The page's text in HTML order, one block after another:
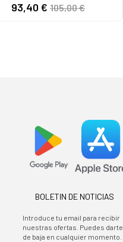
93,40 € 105,00 €
BOLETIN DE NOTICIAS
Introduce tu email para recibir
nuestras ofertas. Puedes darte
de baja en cualquier momento.